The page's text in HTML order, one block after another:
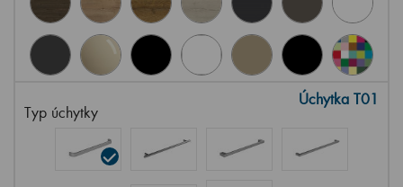
Typ úchytky
Úchytka T01